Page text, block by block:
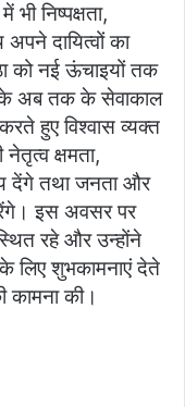
भी निष्पक्षता,
दायित्वों का
को नई ऊंचाइयों तक
के अब तक के सेवाकाल
हुए विश्वास व्यक्त
क्षमता,
देंगे तथा जनता और
इस अवसर पर
रहे और उन्होंने
के लिए शुभकामनाएं देते
कामना की।